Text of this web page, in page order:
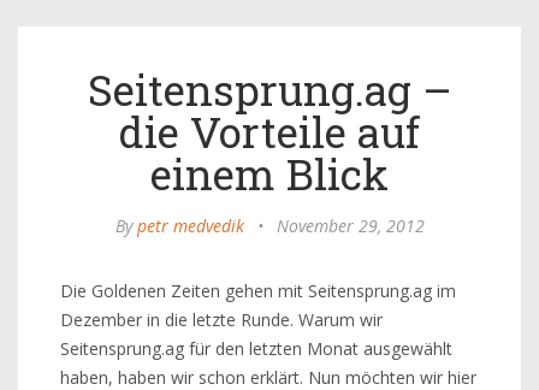
Seitensprung.ag –
die Vorteile auf
einem Blick
Bypetr medvedik • November 29, 2012
Die Goldenen Zeiten gehen mit Seitensprung.ag im
Dezember in die letzte Runde. Warum wir
Seitensprung.ag für den letzten Monat ausgewählt
haben, haben wir schon erklärt. Nun möchten wir hier